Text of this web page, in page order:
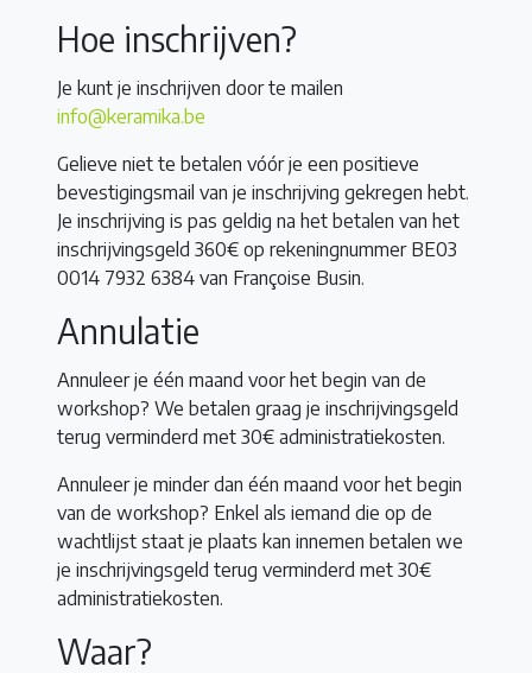
Hoe inschrijven?
Je kunt je inschrijven door te mailen
info@keramika.be
Gelieve niet te betalen vóór je een positieve
bevestigingsmail van je inschrijving gekregen hebt.
Je inschrijving is pas geldig na het betalen van het
inschrijvingsgeld 360€ op rekeningnummer BE03
0014 7932 6384 van Françoise Busin.
Annulatie
Annuleer je één maand voor het begin van de
workshop? We betalen graag je inschrijvingsgeld
terug verminderd met 30€ administratiekosten.
Annuleer je minder dan één maand voor het begin
van de workshop? Enkel als iemand die op de
wachtlijst staat je plaats kan innemen betalen we
je inschrijvingsgeld terug verminderd met 30€
administratiekosten.
Waar?